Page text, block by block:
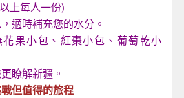
上每人一份)
適時補充您的水分。
果小包、紅棗小包、葡萄乾小
瞭解新疆。
但值得的旅程